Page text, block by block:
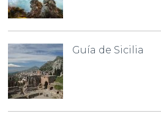
Guía de Sicilia